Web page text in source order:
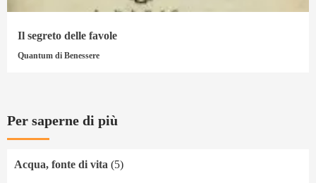
Il segreto delle favole
Quantum di Benessere
Per saperne di più
Acqua, fonte di vita (5)